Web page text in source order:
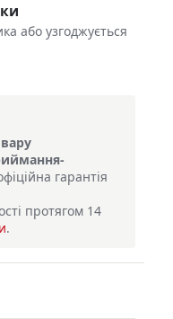
або узгоджується
гарантія
протягом 14
.